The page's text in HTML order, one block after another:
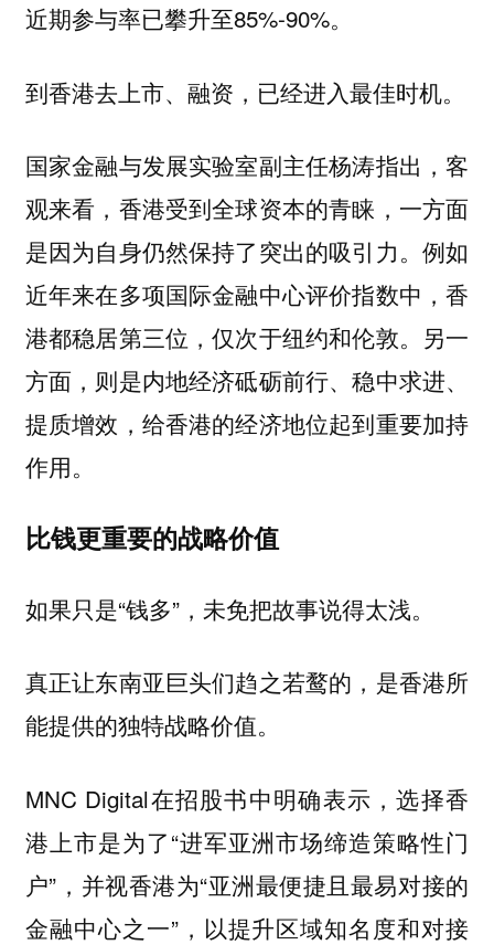
近期参与率已攀升至85%-90%。
到香港去上市、融资，已经进入最佳时机。
国家金融与发展实验室副主任杨涛指出，客
观来看，香港受到全球资本的青睐，一方面
是因为自身仍然保持了突出的吸引力。例如
近年来在多项国际金融中心评价指数中，香
港都稳居第三位，仅次于纽约和伦敦。另一
方面，则是内地经济砥砺前行、稳中求进、
提质增效，给香港的经济地位起到重要加持
作用。
比钱更重要的战略价值
如果只是“钱多”，未免把故事说得太浅。
真正让东南亚巨头们趋之若鹜的，是香港所
能提供的独特战略价值。
MNC Digital在招股书中明确表示，选择香
港上市是为了“进军亚洲市场缔造策略性门
户”，并视香港为“亚洲最便捷且最易对接的
金融中心之一”，以提升区域知名度和对接